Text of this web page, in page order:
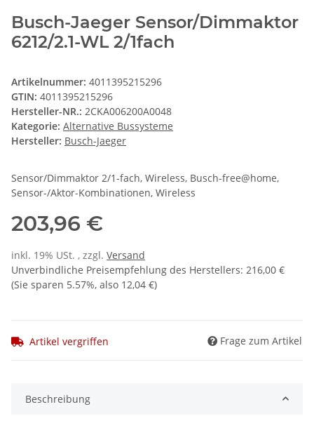
Busch-Jaeger Sensor/Dimmaktor
6212/2.1-WL 2/1fach
Artikelnummer: 4011395215296
GTIN: 4011395215296
Hersteller-NR.: 2CKA006200A0048
Kategorie: Alternative Bussysteme
Hersteller: Busch-Jaeger
Sensor/Dimmaktor 2/1-fach, Wireless, Busch-free@home,
Sensor-/Aktor-Kombinationen, Wireless
203,96 €
inkl. 19% USt. , zzgl. Versand
Unverbindliche Preisempfehlung des Herstellers: 216,00 €
(Sie sparen 5.57%, also 12,04 €)
Artikel vergriffen Frage zum Artikel
Beschreibung